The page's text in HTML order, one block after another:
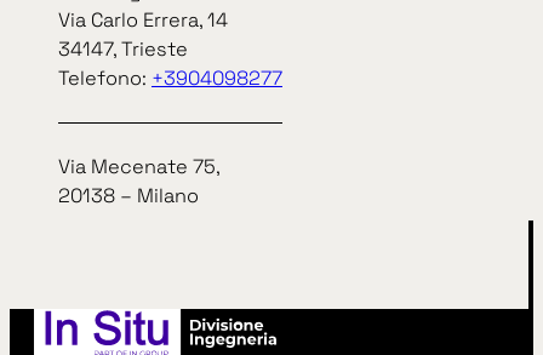
Via Carlo Errera, 14
34147, Trieste
Telefono: +3904098277
Via Mecenate 75,
20138 – Milano